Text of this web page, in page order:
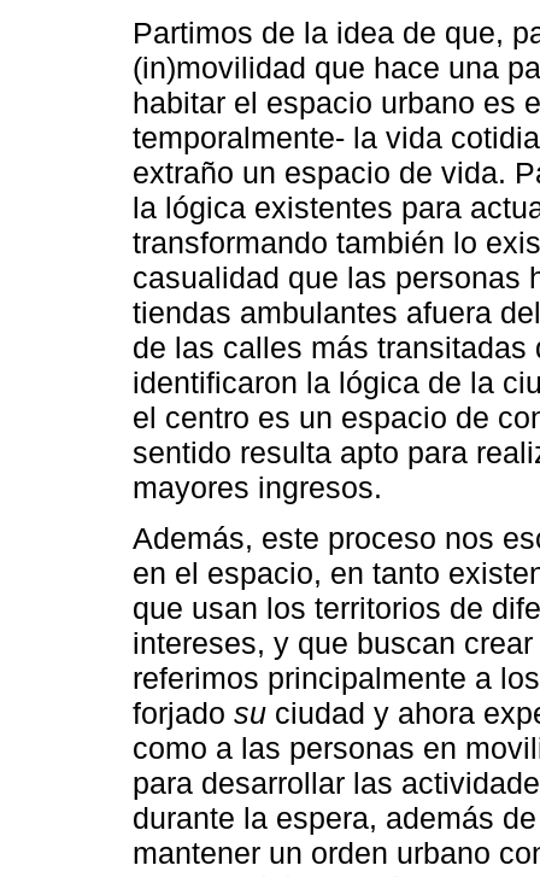
Partimos de la idea de que,
(in)movilidad que hace una
habitar el espacio urbano es
temporalmente- la vida
extraño un espacio de vida.
la lógica existentes para
transformando también lo
casualidad que las personas
tiendas ambulantes afuera
de las calles más
identificaron la lógica de la
el centro es un espacio de
sentido resulta apto para
mayores ingresos.
Además, este proceso nos
en el espacio, en tanto
que usan los territorios de
intereses, y que buscan
referimos principalmente a
forjado su ciudad y ahora
como a las personas en
para desarrollar las
durante la espera, además
mantener un orden urbano